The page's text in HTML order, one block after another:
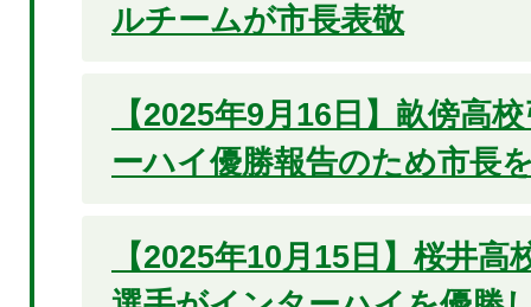
ルチームが市長表敬
【2025年9月16日】畝傍高
ーハイ優勝報告のため市長
【2025年10月15日】桜井